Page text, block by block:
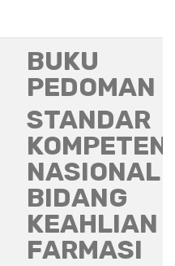
BUKU
PEDOMAN
STANDAR
NASIONAL
BIDANG
KEAHLIAN
FARMASI